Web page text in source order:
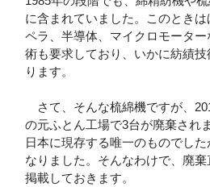
に含まれていました。このとき
ペラ、半導体、マイクロモータ
術も要求しており、いかに紡績
ります。
さて、そんな梳綿機ですが、
の元ふとん工場で3台が廃棄され
日本に現存する唯一のものでし
なりました。そんなわけで、廃
掲載しておきます。